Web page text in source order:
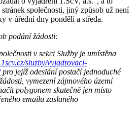
společnosti, jiný způsob už není
v úřední dny pondělí a středa.
podání žádosti:
v sekci Služby je umístěna
sluzby/vyjadrovaci-
pro jejíž odeslání postačí jednoduché
vymezení zájmového území
polygonem skutečně jen místo
emailu zaslaného